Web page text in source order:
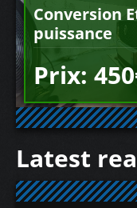
Conversion
puissance
Prix:
Latest